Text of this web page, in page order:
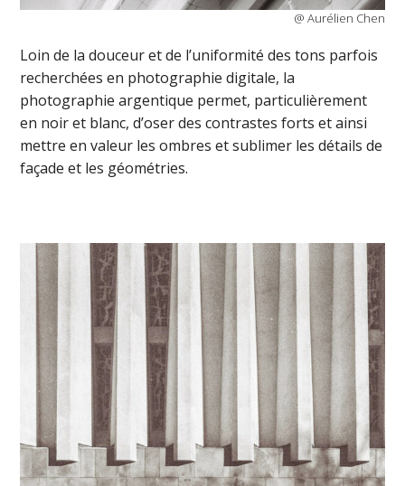
@ Aurélien Chen
Loin de la douceur et de l’uniformité des tons parfois
recherchées en photographie digitale, la
photographie argentique permet, particulièrement
en noir et blanc, d’oser des contrastes forts et ainsi
mettre en valeur les ombres et sublimer les détails de
façade et les géométries.